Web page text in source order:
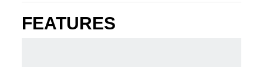
FEATURES